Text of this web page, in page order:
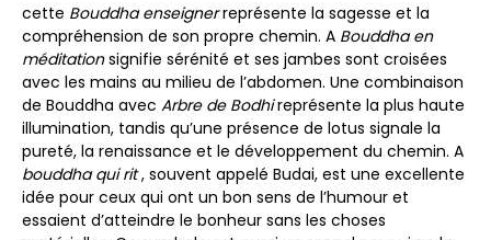
cette Bouddha enseignerreprésente la sagesse et la
compréhension de son propre chemin. A Bouddha en
méditationsignifie sérénité et ses jambes sont croisées
avec les mains au milieu de l’abdomen. Une combinaison
de Bouddha avec Arbre de Bodhireprésente la plus haute
illumination, tandis qu’une présence de lotus signale la
pureté, la renaissance et le développement du chemin. A
bouddha qui rit, souvent appelé Budai, est une excellente
idée pour ceux qui ont un bon sens de l’humour et
essaient d’atteindre le bonheur sans les choses